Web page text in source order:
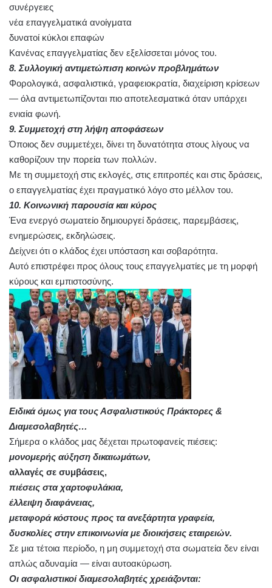
συνέργειες
νέα επαγγελματικά ανοίγματα
δυνατοί κύκλοι επαφών
Κανένας επαγγελματίας δεν εξελίσσεται μόνος του.
8. Συλλογική αντιμετώπιση κοινών προβλημάτων
Φορολογικά, ασφαλιστικά, γραφειοκρατία, διαχείριση κρίσεων
— όλα αντιμετωπίζονται πιο αποτελεσματικά όταν υπάρχει
ενιαία φωνή.
9. Συμμετοχή στη λήψη αποφάσεων
Όποιος δεν συμμετέχει, δίνει τη δυνατότητα στους λίγους να
καθορίζουν την πορεία των πολλών.
Με τη συμμετοχή στις εκλογές, στις επιτροπές και στις δράσεις,
ο επαγγελματίας έχει πραγματικό λόγο στο μέλλον του.
10. Κοινωνική παρουσία και κύρος
Ένα ενεργό σωματείο δημιουργεί δράσεις, παρεμβάσεις,
ενημερώσεις, εκδηλώσεις.
Δείχνει ότι ο κλάδος έχει υπόσταση και σοβαρότητα.
Αυτό επιστρέφει προς όλους τους επαγγελματίες με τη μορφή
κύρους και εμπιστοσύνης.
Ειδικά όμως για τους Ασφαλιστικούς Πράκτορες &
Διαμεσολαβητές…
Σήμερα ο κλάδος μας δέχεται πρωτοφανείς πιέσεις:
μονομερής αύξηση δικαιωμάτων,
αλλαγές σε συμβάσεις,
πιέσεις στα χαρτοφυλάκια,
έλλειψη διαφάνειας,
μεταφορά κόστους προς τα ανεξάρτητα γραφεία,
δυσκολίες στην επικοινωνία με διοικήσεις εταιρειών.
Σε μια τέτοια περίοδο, η μη συμμετοχή στα σωματεία δεν είναι
απλώς αδυναμία — είναι αυτοακύρωση.
Οι ασφαλιστικοί διαμεσολαβητές χρειάζονται: